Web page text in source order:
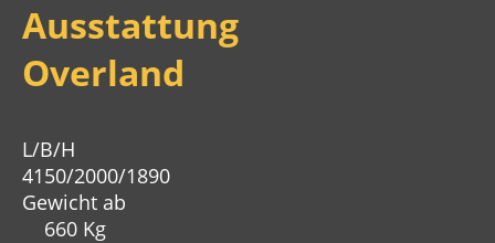
Ausstattung
Overland
L/B/H
4150/2000/1890
Gewicht ab
660 Kg